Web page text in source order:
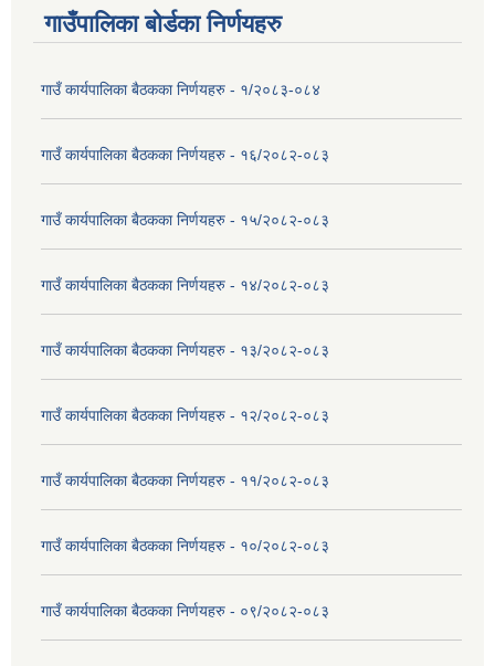
गाउँपालिका बोर्डका निर्णयहरु
गाउँ कार्यपालिका बैठकका निर्णयहरु - १/२०८३-०८४
गाउँ कार्यपालिका बैठकका निर्णयहरु - १६/२०८२-०८३
गाउँ कार्यपालिका बैठकका निर्णयहरु - १५/२०८२-०८३
गाउँ कार्यपालिका बैठकका निर्णयहरु - १४/२०८२-०८३
गाउँ कार्यपालिका बैठकका निर्णयहरु - १३/२०८२-०८३
गाउँ कार्यपालिका बैठकका निर्णयहरु - १२/२०८२-०८३
गाउँ कार्यपालिका बैठकका निर्णयहरु - ११/२०८२-०८३
गाउँ कार्यपालिका बैठकका निर्णयहरु - १०/२०८२-०८३
गाउँ कार्यपालिका बैठकका निर्णयहरु - ०९/२०८२-०८३